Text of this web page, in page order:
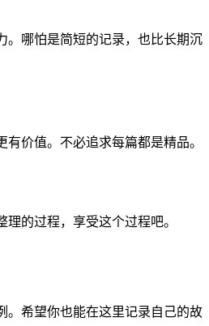
。哪怕是简短的记录，也比长期沉
价值。不必追求每篇都是精品。
的过程，享受这个过程吧。
。希望你也能在这里记录自己的故